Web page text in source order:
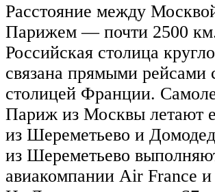
Расстояние между
Парижем — почти 2500
Российская столица
связана прямыми рейсами
столицей Франции.
Париж из Москвы летают
из Шереметьево и
из Шереметьево
авиакомпании Air France